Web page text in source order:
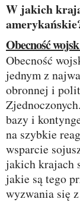
W jakich krajach stacjonują wojska
Obecność
Obecność wojsk amerykańskich na świecie jest
jednym z
obronnej i
bazy i
na szybkie
wsparcie
jakich krajach
jakie są tego
wyzwania się